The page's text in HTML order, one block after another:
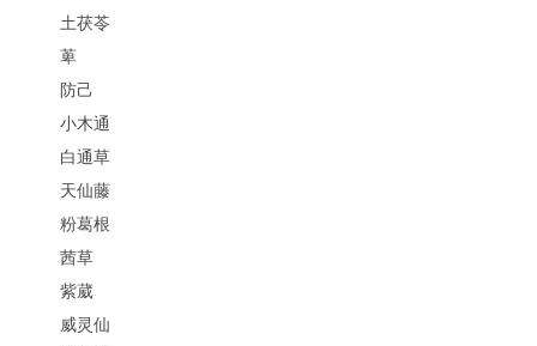
土茯苓
萆
防己
小木通
白通草
天仙藤
粉葛根
茜草
紫葳
威灵仙